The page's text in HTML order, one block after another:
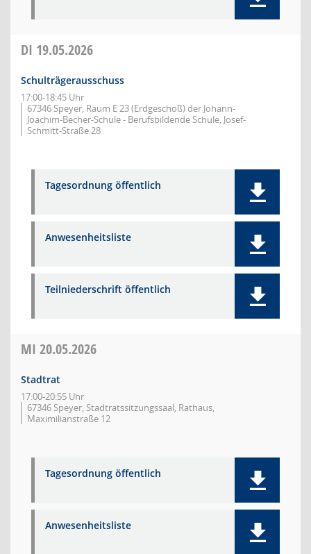
DI 19.05.2026
Schulträgerausschuss
17:00-18:45 Uhr
67346 Speyer, Raum E 23 (Erdgeschoß) der Johann-
Joachim-Becher-Schule - Berufsbildende Schule, Josef-
Schmitt-Straße 28
Tagesordnung öffentlich
Anwesenheitsliste
Teilniederschrift öffentlich
MI 20.05.2026
Stadtrat
17:00-20:55 Uhr
67346 Speyer, Stadtratssitzungssaal, Rathaus,
Maximilianstraße 12
Tagesordnung öffentlich
Anwesenheitsliste